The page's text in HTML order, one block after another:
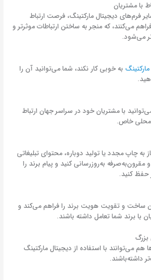
فرم‌های دیجیتال مارکتینگ، فرصت ارتباط
می‌کنند، که منجر به ساختن ارتباطات موثرتر و
می‌شود.
به خوبی کار نکند، شما می‌توانید آن را
با مشتریان خود در سراسر جهان ارتباط
محلی خاص.
به چاپ مجدد یا تولید دوباره، محتوای تبلیغاتی
به‌روزرسانی کنید و پیام برند را
حفظ کنید.
ساخت و تقویت هویت برند را فراهم می‌کند و
با برند شما تعامل داشته باشند.
می‌توانند با استفاده از دیجیتال مارکتینگ
داشته‌باشند.